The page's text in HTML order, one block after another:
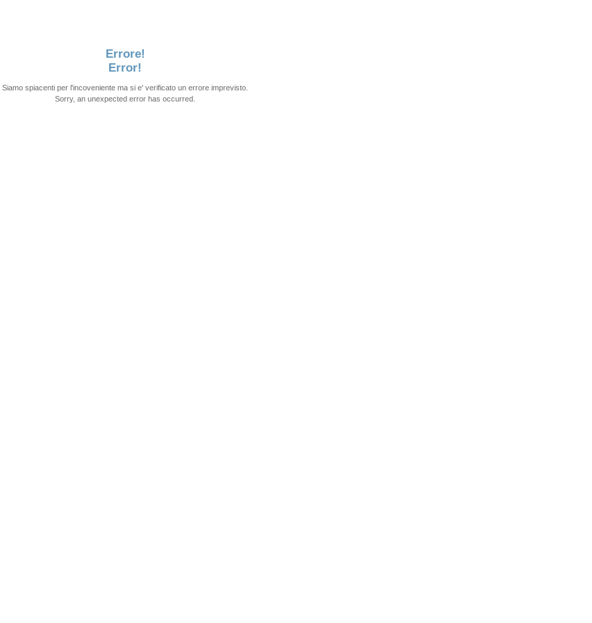
Errore!
Error!
Siamo spiacenti per l'incoveniente ma si e' verificato un errore imprevisto.
Sorry, an unexpected error has occurred.